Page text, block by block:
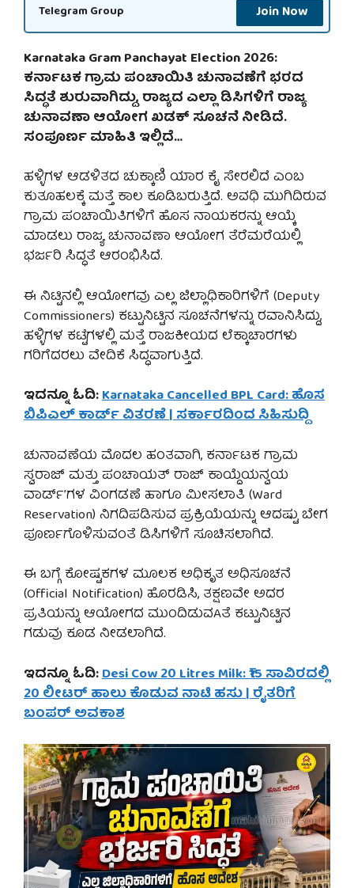
Telegram Group Join Now
Karnataka Gram Panchayat Election 2026:
ಕರ್ನಾಟಕ ಗ್ರಾಮ ಪಂಚಾಯಿತಿ ಚುನಾವಣೆಗೆ ಭರದ
ಸಿದ್ಧತೆ ಶುರುವಾಗಿದ್ದು, ರಾಜ್ಯದ ಎಲ್ಲಾ ಡಿಸಿಗಳಿಗೆ ರಾಜ್ಯ
ಚುನಾವಣಾ ಆಯೋಗ ಖಡಕ್ ಸೂಚನೆ ನೀಡಿದೆ.
ಸಂಪೂರ್ಣ ಮಾಹಿತಿ ಇಲ್ಲಿದೆ…
ಹಳ್ಳಿಗಳ ಆಡಳಿತದ ಚುಕ್ಕಾಣಿ ಯಾರ ಕೈ ಸೇರಲಿದೆ ಎಂಬ
ಕುತೂಹಲಕ್ಕೆ ಮತ್ತೆ ಕಾಲ ಕೂಡಿಬರುತ್ತಿದೆ. ಅವಧಿ ಮುಗಿದಿರುವ
ಗ್ರಾಮ ಪಂಚಾಯಿತಿಗಳಿಗೆ ಹೊಸ ನಾಯಕರನ್ನು ಆಯ್ಕೆ
ಮಾಡಲು ರಾಜ್ಯ ಚುನಾವಣಾ ಆಯೋಗ ತೆರೆಮರೆಯಲ್ಲಿ
ಭರ್ಜರಿ ಸಿದ್ಧತೆ ಆರಂಭಿಸಿದೆ.
ಈ ನಿಟ್ಟಿನಲ್ಲಿ ಆಯೋಗವು ಎಲ್ಲ ಜಿಲ್ಲಾಧಿಕಾರಿಗಳಿಗೆ (Deputy
Commissioners) ಕಟ್ಟುನಿಟ್ಟಿನ ಸೂಚನೆಗಳನ್ನು ರವಾನಿಸಿದ್ದು,
ಹಳ್ಳಿಗಳ ಕಟ್ಟೆಗಳಲ್ಲಿ ಮತ್ತೆ ರಾಜಕೀಯದ ಲೆಕ್ಕಾಚಾರಗಳು
ಗರಿಗೆದರಲು ವೇದಿಕೆ ಸಿದ್ಧವಾಗುತ್ತಿದೆ.
ಇದನ್ನೂ ಓದಿ:Karnataka Cancelled BPL Card: ಹೊಸ
ಬಿಪಿಎಲ್ ಕಾರ್ಡ್ ವಿತರಣೆ | ಸರ್ಕಾರದಿಂದ ಸಿಹಿಸುದ್ದಿ
ಚುನಾವಣೆಯ ಮೊದಲ ಹಂತವಾಗಿ, ಕರ್ನಾಟಕ ಗ್ರಾಮ
ಸ್ವರಾಜ್ ಮತ್ತು ಪಂಚಾಯತ್ ರಾಜ್ ಕಾಯ್ದೆಯನ್ವಯ
ವಾರ್ಡ್’ಗಳ ವಿಂಗಡಣೆ ಹಾಗೂ ಮೀಸಲಾತಿ (Ward
Reservation) ನಿಗದಿಪಡಿಸುವ ಪ್ರಕ್ರಿಯೆಯನ್ನು ಆದಷ್ಟು ಬೇಗ
ಪೂರ್ಣಗೊಳಿಸುವಂತೆ ಡಿಸಿಗಳಿಗೆ ಸೂಚಿಸಲಾಗಿದೆ.
ಈ ಬಗ್ಗೆ ಕೋಷ್ಟಕಗಳ ಮೂಲಕ ಅಧಿಕೃತ ಅಧಿಸೂಚನೆ
(Official Notification) ಹೊರಡಿಸಿ, ತಕ್ಷಣವೇ ಅದರ
ಪ್ರತಿಯನ್ನು ಆಯೋಗದ ಮುಂದಿಡುವAತೆ ಕಟ್ಟುನಿಟ್ಟಿನ
ಗಡುವು ಕೂಡ ನೀಡಲಾಗಿದೆ.
ಇದನ್ನೂ ಓದಿ:Desi Cow 20 Litres Milk: ₹15 ಸಾವಿರದಲ್ಲಿ
20 ಲೀಟರ್ ಹಾಲು ಕೊಡುವ ನಾಟಿ ಹಸು | ರೈತರಿಗೆ
ಬಂಪರ್ ಅವಕಾಶ